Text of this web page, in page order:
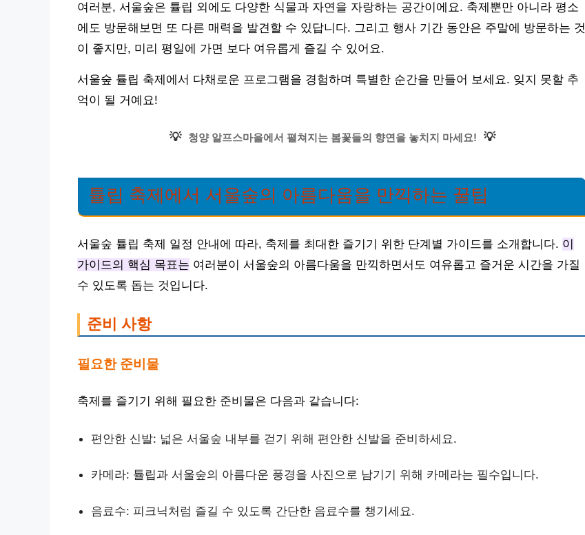
여러분, 서울숲은 튤립 외에도 다양한 식물과 자연을 자랑하는 공간이에요. 축제뿐만 아니라 평소
에도 방문해보면 또 다른 매력을 발견할 수 있답니다. 그리고 행사 기간 동안은 주말에 방문하는 것
이 좋지만, 미리 평일에 가면 보다 여유롭게 즐길 수 있어요.
서울숲 튤립 축제에서 다채로운 프로그램을 경험하며 특별한 순간을 만들어 보세요. 잊지 못할 추
억이 될 거예요!
💡 청양 알프스마을에서 펼쳐지는 봄꽃들의 향연을 놓치지 마세요! 💡
튤립 축제에서 서울숲의 아름다움을 만끽하는 꿀팁
서울숲 튤립 축제 일정 안내에 따라, 축제를 최대한 즐기기 위한 단계별 가이드를 소개합니다. 이
가이드의 핵심 목표는 여러분이 서울숲의 아름다움을 만끽하면서도 여유롭고 즐거운 시간을 가질
수 있도록 돕는 것입니다.
준비 사항
필요한 준비물
축제를 즐기기 위해 필요한 준비물은 다음과 같습니다:
편안한 신발: 넓은 서울숲 내부를 걷기 위해 편안한 신발을 준비하세요.
카메라: 튤립과 서울숲의 아름다운 풍경을 사진으로 남기기 위해 카메라는 필수입니다.
음료수: 피크닉처럼 즐길 수 있도록 간단한 음료수를 챙기세요.